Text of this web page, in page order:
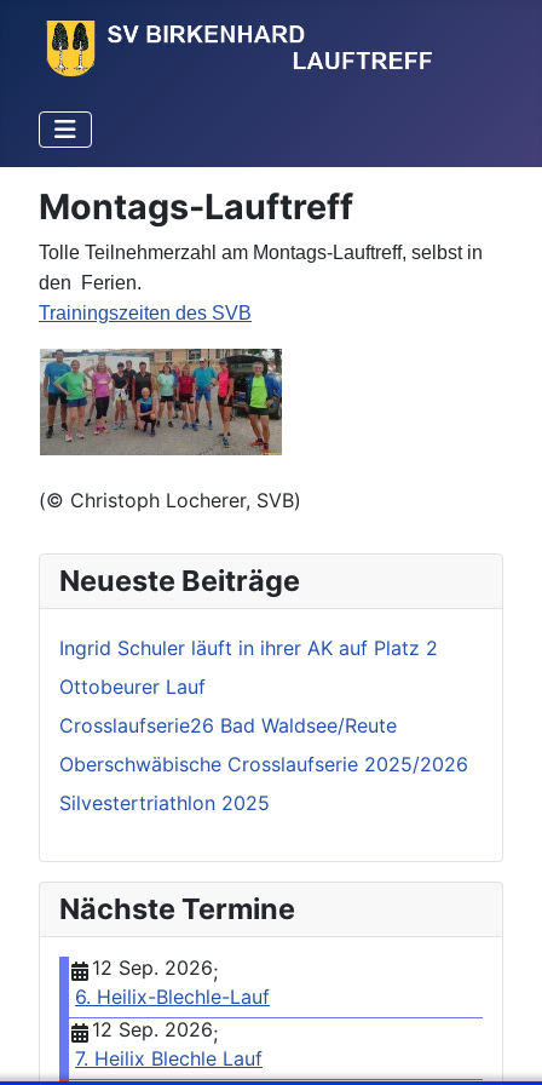
Montags-Lauftreff
Tolle Teilnehmerzahl am Montags-Lauftreff, selbst in
den Ferien.
Trainingszeiten des SVB
(© Christoph Locherer, SVB)
Neueste Beiträge
Ingrid Schuler läuft in ihrer AK auf Platz 2
Ottobeurer Lauf
Crosslaufserie26 Bad Waldsee/Reute
Oberschwäbische Crosslaufserie 2025/2026
Silvestertriathlon 2025
Nächste Termine
12 Sep. 2026;
6. Heilix-Blechle-Lauf
12 Sep. 2026;
7. Heilix Blechle Lauf